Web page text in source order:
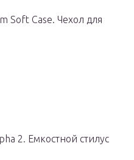
Soft Case. Чехол для
2. Емкостной стилус